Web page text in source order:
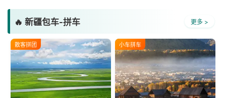
🔥 新疆包车-拼车 更多 >
散客拼团 小车拼车